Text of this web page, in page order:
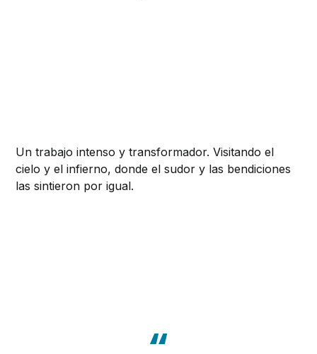
Un trabajo intenso y transformador. Visitando el
cielo y el infierno, donde el sudor y las bendiciones
las sintieron por igual.